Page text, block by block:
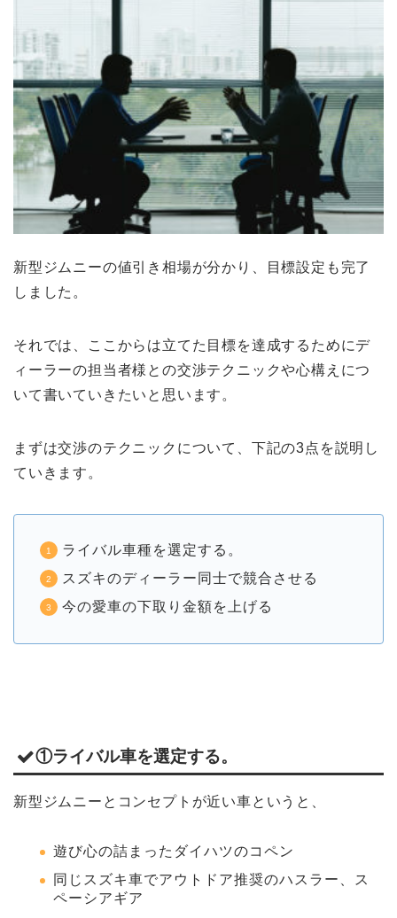
新型ジムニーの値引き相場が分かり、目標設定も完了
しました。
それでは、ここからは立てた目標を達成するためにデ
ィーラーの担当者様との交渉テクニックや心構えにつ
いて書いていきたいと思います。
まずは交渉のテクニックについて、下記の3点を説明し
ていきます。
ライバル車種を選定する。
スズキのディーラー同士で競合させる
今の愛車の下取り金額を上げる
①ライバル車を選定する。
新型ジムニーとコンセプトが近い車というと、
遊び心の詰まったダイハツのコペン
同じスズキ車でアウトドア推奨のハスラー、ス
ペーシアギア